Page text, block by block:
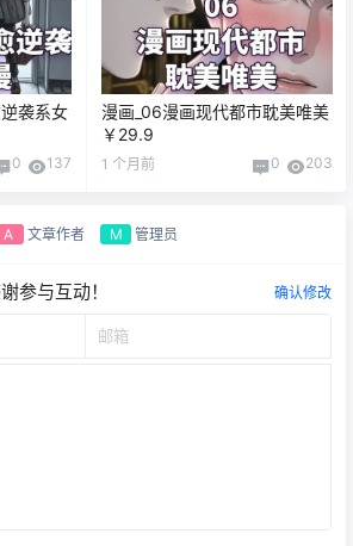
袭系女
0 137
漫画_06漫画现代都市耽美唯美
￥29.9
1 个月前 0 203
A 文章作者 M 管理员
参与互动！ 确认修改